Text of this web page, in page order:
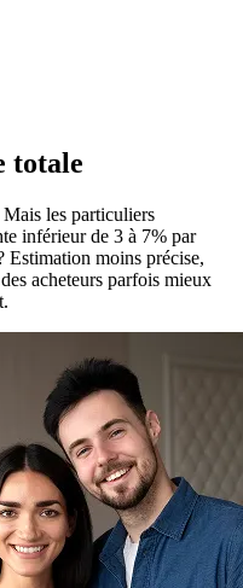
totale
les particuliers
inférieur de 3 à 7% par
Estimation moins précise,
acheteurs parfois mieux